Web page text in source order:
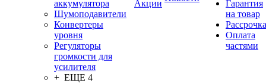
аккумулятора
Шумоподавители
Конвертеры
уровня
Регуляторы
громкости для
усилителя
+ ЕЩЕ 4
Акции
Гарантия
на товар
Рассрочка
Оплата
частями